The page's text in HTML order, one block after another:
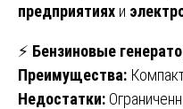
предприятиях и
⚡ Бензиновые
Преимущества:
Недостатки: